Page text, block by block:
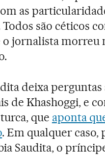
as
são céticos
o jornalista morreu
deixa
de Khashoggi, e
que aponta
. Em qualquer
Saudita, o